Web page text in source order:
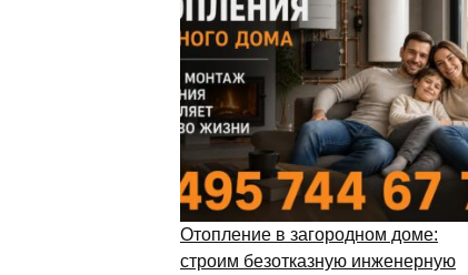
Отопление в загородном доме:
строим безотказную инженерную